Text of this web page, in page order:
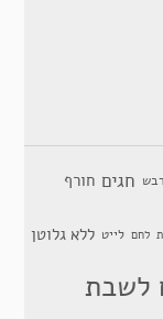
חגים חורף
לחם לייט ללא גלוטן
לשבת